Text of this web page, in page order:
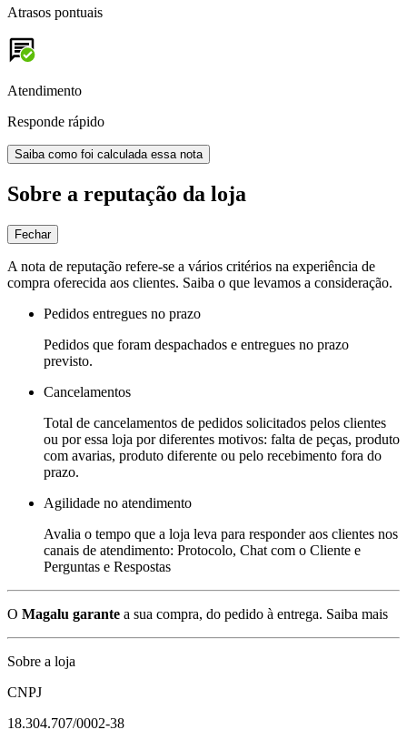
Atrasos pontuais
Atendimento
Responde rápido
Saiba como foi calculada essa nota
Sobre a reputação da loja
Fechar
A nota de reputação refere-se a vários critérios na experiência de
compra oferecida aos clientes. Saiba o que levamos a consideração.
Pedidos entregues no prazo
Pedidos que foram despachados e entregues no prazo
previsto.
Cancelamentos
Total de cancelamentos de pedidos solicitados pelos clientes
ou por essa loja por diferentes motivos: falta de peças, produto
com avarias, produto diferente ou pelo recebimento fora do
prazo.
Agilidade no atendimento
Avalia o tempo que a loja leva para responder aos clientes nos
canais de atendimento: Protocolo, Chat com o Cliente e
Perguntas e Respostas
O Magalu garante a sua compra, do pedido à entrega. Saiba mais
Sobre a loja
CNPJ
18.304.707/0002-38